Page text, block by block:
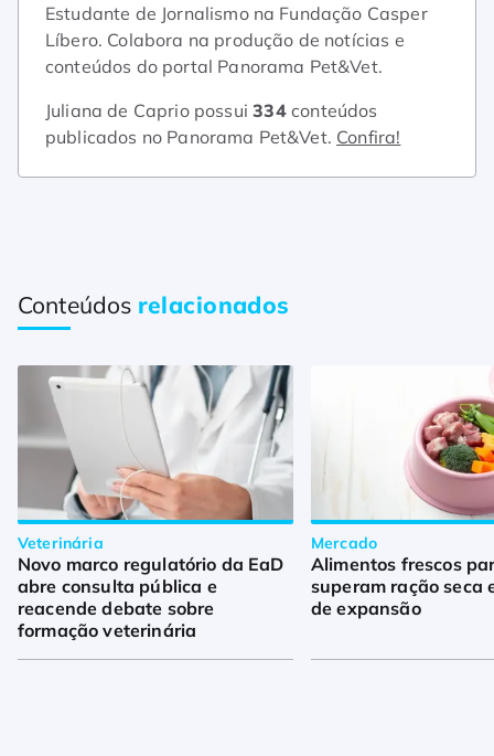
Estudante de Jornalismo na Fundação Casper
Líbero. Colabora na produção de notícias e
conteúdos do portal Panorama Pet&Vet.
Juliana de Caprio possui 334conteúdos
publicados no Panorama Pet&Vet. Confira!
Conteúdos relacionados
Veterinária
Novo marco regulatório da EaD
abre consulta pública e
reacende debate sobre
formação veterinária
Mercado
Alimentos frescos
superam ração seca
de expansão